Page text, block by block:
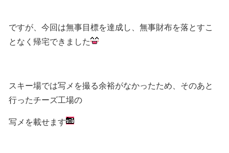
ですが、今回は無事目標を達成し、無事財布を落とすこ
となく帰宅できました
スキー場では写メを撮る余裕がなかったため、そのあと
行ったチーズ工場の
写メを載せます